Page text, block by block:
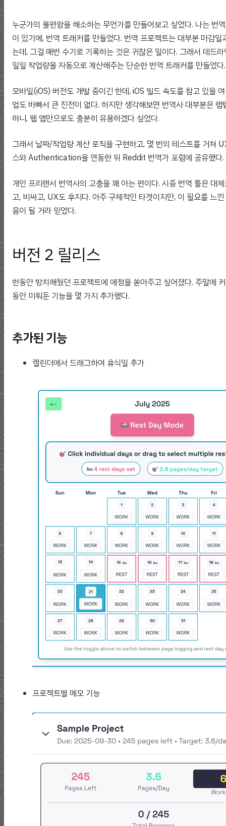
누군가의 불편함을 해소하는 무언가를 만들어보고 싶었다. 나는 번
이 있기에, 번역 트래커를 만들었다. 번역 프로젝트는 대부분 마감
는데, 그걸 매번 수기로 기록하는 것은 귀찮은 일이다. 그래서 데드
일일 작업량을 자동으로 계산해주는 단순한 번역 트래커를 만들었다.
모바일(iOS) 버전도 개발 중이긴 한데, iOS 빌드 속도를 참고 있을
업도 바빠서 큰 진전이 없다. 하지만 생각해보면 번역사 대부분은
하니, 웹 앱만으로도 충분히 유용하겠다 싶었다.
그래서 날짜/작업량 계산 로직을 구현하고, 몇 번의 테스트를 거쳐
스와 Authentication을 연동한 뒤 Reddit 번역가 포럼에 공유했다.
개인 프리랜서 번역사의 고충을 꽤 아는 편이다. 시중 번역 툴은 대
고, 비싸고, UX도 후지다. 아주 구체적인 타겟이지만, 이 필요를 느
움이 될 거라 믿었다.
버전 2 릴리스
한동안 방치해뒀던 프로젝트에 애정을 쏟아주고 싶어졌다. 주말에
동안 미뤄둔 기능을 몇 가지 추가했다.
추가된 기능
캘린더에서 드래그하여 휴식일 추가
프로젝트별 메모 기능